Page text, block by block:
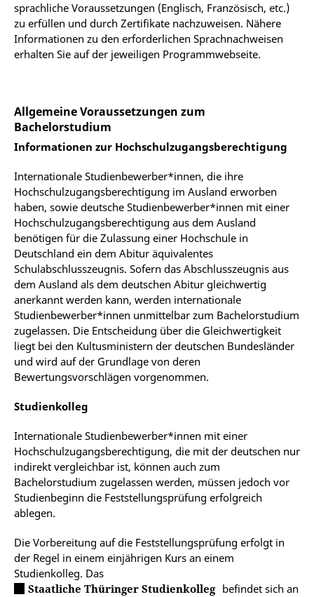
sprachliche Voraussetzungen (Englisch, Französisch, etc.)
zu erfüllen und durch Zertifikate nachzuweisen. Nähere
Informationen zu den erforderlichen Sprachnachweisen
erhalten Sie auf der jeweiligen Programmwebseite.
Allgemeine Voraussetzungen zum
Bachelorstudium
Informationen zur Hochschulzugangsberechtigung
Internationale Studienbewerber*innen, die ihre
Hochschulzugangsberechtigung im Ausland erworben
haben, sowie deutsche Studienbewerber*innen mit einer
Hochschulzugangsberechtigung aus dem Ausland
benötigen für die Zulassung einer Hochschule in
Deutschland ein dem Abitur äquivalentes
Schulabschlusszeugnis. Sofern das Abschlusszeugnis aus
dem Ausland als dem deutschen Abitur gleichwertig
anerkannt werden kann, werden internationale
Studienbewerber*innen unmittelbar zum Bachelorstudium
zugelassen. Die Entscheidung über die Gleichwertigkeit
liegt bei den Kultusministern der deutschen Bundesländer
und wird auf der Grundlage von deren
Bewertungsvorschlägen vorgenommen.
Studienkolleg
Internationale Studienbewerber*innen mit einer
Hochschulzugangsberechtigung, die mit der deutschen nur
indirekt vergleichbar ist, können auch zum
Bachelorstudium zugelassen werden, müssen jedoch vor
Studienbeginn die Feststellungsprüfung erfolgreich
ablegen.
Die Vorbereitung auf die Feststellungsprüfung erfolgt in
der Regel in einem einjährigen Kurs an einem
Studienkolleg. Das
Staatliche Thüringer Studienkolleg befindet sich an